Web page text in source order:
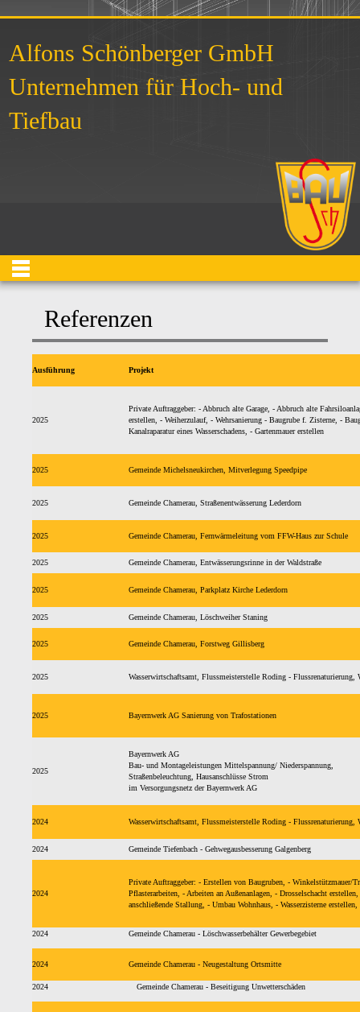
Alfons Schönberger GmbH
Unternehmen für Hoch- und
Tiefbau
Referenzen
Ausführung Projekt
2025
Private Auftraggeber: - Abbruch alte Garage, - Abbruch alte
erstellen, - Weiherzulauf, - Wehrsanierung - Baugrube f. Zisterne, -
Kanalraparatur eines Wasserschadens, - Gartenmauer erstellen
2025 Gemeinde Michelsneukirchen, Mitverlegung Speedpipe
2025 Gemeinde Chamerau, Straßenentwässerung Lederdorn
2025 Gemeinde Chamerau, Fernwärmeleitung vom FFW-Haus zur Schule
2025 Gemeinde Chamerau, Entwässerungsrinne in der Waldstraße
2025 Gemeinde Chamerau, Parkplatz Kirche Lederdorn
2025 Gemeinde Chamerau, Löschweiher Staning
2025 Gemeinde Chamerau, Forstweg Gillisberg
2025 Wasserwirtschaftsamt, Flussmeisterstelle Roding - Flussrenaturierung,
2025 Bayernwerk AG Sanierung von Trafostationen
2025
Bayernwerk AG
Bau- und Montageleistungen Mittelspannung/ Niederspannung,
Straßenbeleuchtung, Hausanschlüsse Strom
im Versorgungsnetz der Bayernwerk AG
2024 Wasserwirtschaftsamt, Flussmeisterstelle Roding - Flussrenaturierung,
2024 Gemeinde Tiefenbach - Gehwegausbesserung Galgenberg
2024
Private Auftraggeber: - Erstellen von Baugruben, - Winkelstützmauer/
Pflasterarbeiten, - Arbeiten an Außenanlagen, - Drosselschacht
anschließende Stallung, - Umbau Wohnhaus, - Wasserzisterne erstellen,
2024 Gemeinde Chamerau - Löschwasserbehälter Gewerbegebiet
2024 Gemeinde Chamerau - Neugestaltung Ortsmitte
2024 Gemeinde Chamerau - Beseitigung Unwetterschäden